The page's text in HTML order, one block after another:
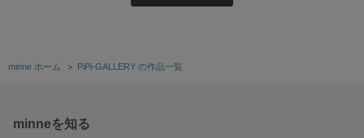
minne ホーム ＞ PiPi-GALLERY の作品一覧
minneを知る